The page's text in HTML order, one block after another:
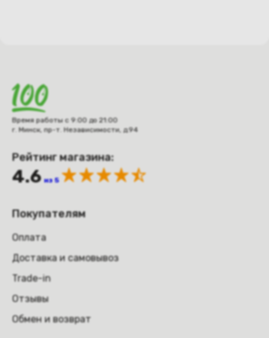
Время работы с 9:00 до 21:00
г. Минск, пр-т. Независимости, д.94
Рейтинг магазина:
4.6 из 5
Покупателям
Оплата
Доставка и самовывоз
Trade-in
Отзывы
Обмен и возврат